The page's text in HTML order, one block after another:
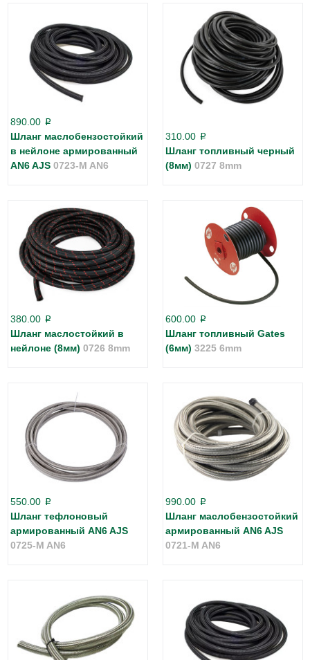
890.00 p
Шланг маслобензостойкий
в нейлоне армированный
AN6 AJS 0723-M AN6
310.00 p
Шланг топливный черный
(8мм) 0727 8mm
380.00 p
Шланг маслостойкий в
нейлоне (8мм) 0726 8mm
600.00 p
Шланг топливный Gates
(6мм) 3225 6mm
550.00 p
Шланг тефлоновый
армированный AN6 AJS
0725-M AN6
990.00 p
Шланг маслобензостойкий
армированный AN6 AJS
0721-M AN6